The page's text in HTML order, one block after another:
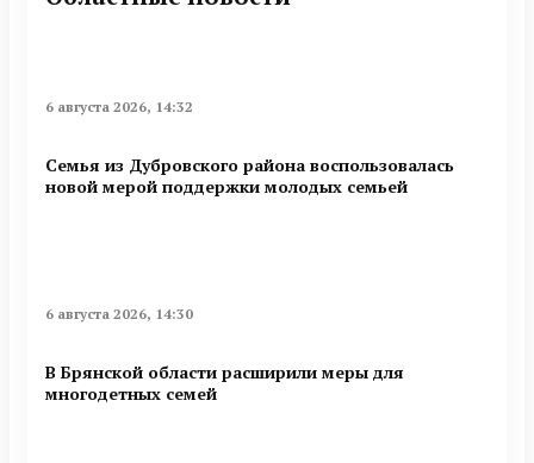
6 августа 2026, 14:32
Семья из Дубровского района воспользовалась
новой мерой поддержки молодых семьей
6 августа 2026, 14:30
В Брянской области расширили меры для
многодетных семей